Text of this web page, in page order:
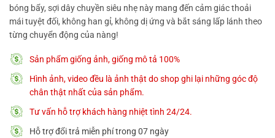
bóng bẩy, sợi dây chuyền siêu nhẹ này mang đến cảm giác thoải
mái tuyệt đối, không han gỉ, không dị ứng và bắt sáng lấp lánh theo
từng chuyển động của nàng!
Sản phẩm giống ảnh, giống mô tả 100%
Hình ảnh, video đều là ảnh thật do shop ghi lại những góc độ
chân thật nhất của sản phẩm.
Tư vấn hỗ trợ khách hàng nhiệt tình 24/24.
Hỗ trợ đổi trả miễn phí trong 07 ngày